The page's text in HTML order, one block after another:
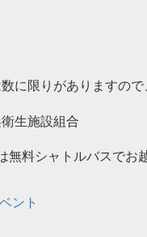
に限りがありますの
生施設組合
無料シャトルバスでお
ント